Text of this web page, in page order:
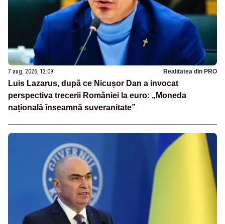
7 aug. 2026, 12:09 Realitatea din PRO
Luis Lazarus, după ce Nicușor Dan a invocat
perspectiva trecerii României la euro: „Moneda
națională înseamnă suveranitate”